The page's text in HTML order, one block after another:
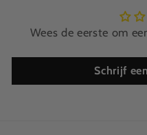
Wees de eerste om
Schrijf